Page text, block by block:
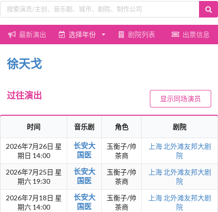
最新演出 选择年份 剧院列表 出票信息
徐天戈
过往演出 显示同场演员
时间 音乐剧 角色 剧院
2026年7月26日 星
期日 14:00
长安大
国医
玉衡子/帅
茶商
上海 北外滩友邦大剧
院
2026年7月25日 星
期六 19:30
长安大
国医
玉衡子/帅
茶商
上海 北外滩友邦大剧
院
2026年7月18日 星
期六 14:00
长安大
国医
玉衡子/帅
茶商
上海 北外滩友邦大剧
院